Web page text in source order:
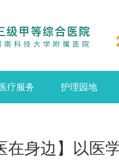
疗服务 护理园地
在身边】以医